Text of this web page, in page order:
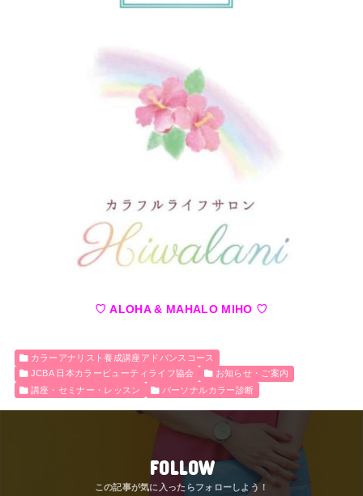
♡ ALOHA & MAHALO MIHO ♡
カラーアナリスト養成講座アドバンスコース
JCBA 日本カラービューティライフ協会
お知らせ・ご案内
講座・セミナー・レッスン
パーソナルカラー診断
FOLLOW